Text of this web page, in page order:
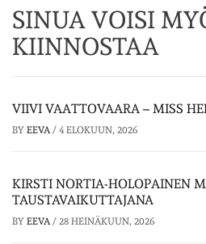
SINUA VOISI
KIINNOSTAA
VIIVI VAATTOVAARA – MISS
BY EEVA / 4 ELOKUUN, 2026
KIRSTI NORTIA-HOLOPAINEN
TAUSTAVAIKUTTAJANA
BY EEVA / 28 HEINÄKUUN, 2026